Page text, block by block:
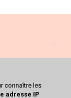
connaître les
adresse IP